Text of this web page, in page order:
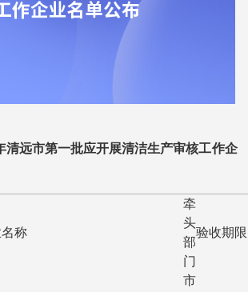
远市第一批应开展清洁生产审核工作企
称
牵
头
部
门
验收期限
市